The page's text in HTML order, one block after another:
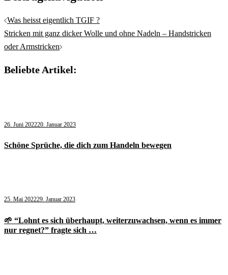
Was heisst eigentlich TGIF ?
Stricken mit ganz dicker Wolle und ohne Nadeln – Handstricken
oder Armstricken
Beliebte Artikel:
26. Juni 202220. Januar 2023
Schöne Sprüche, die dich zum Handeln bewegen
25. Mai 202229. Januar 2023
🌱 “Lohnt es sich überhaupt, weiterzuwachsen, wenn es immer
nur regnet?” fragte sich …